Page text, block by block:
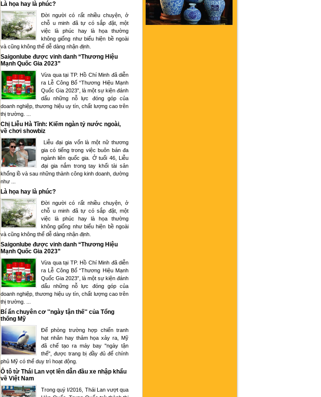
Là họa hay là phúc?
Đời người có rất nhiều chuyện, ở
chỗ u minh đã tự có sắp đặt, một
việc là phúc hay là họa thường
không giống như biểu hiện bề ngoài
và cũng không thể dễ dàng nhận định.
Saigonlube được vinh danh “Thương Hiệu
Mạnh Quốc Gia 2023”
Vừa qua tại TP. Hồ Chí Minh đã diễn
ra Lễ Công Bố “Thương Hiệu Mạnh
Quốc Gia 2023”, là một sự kiện đánh
dấu những nỗ lực đóng góp của
doanh nghiệp, thương hiệu uy tín, chất lượng cao trên
thị trường. ...
Chị Liễu Hà Tĩnh: Kiếm ngàn tỷ nước ngoài,
về chơi showbiz
Liễu đại gia vốn là một nữ thương
gia có tiếng trong việc buôn bán đa
ngành liên quốc gia. Ở tuổi 46, Liễu
đại gia nắm trong tay khối tài sản
khổng lồ và sau những thành công kinh doanh, dường
như ...
Là họa hay là phúc?
Đời người có rất nhiều chuyện, ở
chỗ u minh đã tự có sắp đặt, một
việc là phúc hay là họa thường
không giống như biểu hiện bề ngoài
và cũng không thể dễ dàng nhận định.
Saigonlube được vinh danh “Thương Hiệu
Mạnh Quốc Gia 2023”
Vừa qua tại TP. Hồ Chí Minh đã diễn
ra Lễ Công Bố “Thương Hiệu Mạnh
Quốc Gia 2023”, là một sự kiện đánh
dấu những nỗ lực đóng góp của
doanh nghiệp, thương hiệu uy tín, chất lượng cao trên
thị trường. ...
Bí ẩn chuyên cơ ''ngày tận thế'' của Tổng
thống Mỹ
Để phòng trường hợp chiến tranh
hạt nhân hay thảm họa xảy ra, Mỹ
đã chế tạo ra máy bay "ngày tận
thế", được trang bị đầy đủ để chính
phủ Mỹ có thể duy trì hoạt động.
Ô tô từ Thái Lan vọt lên dẫn đầu xe nhập khẩu
về Việt Nam
Trong quý I/2016, Thái Lan vượt qua